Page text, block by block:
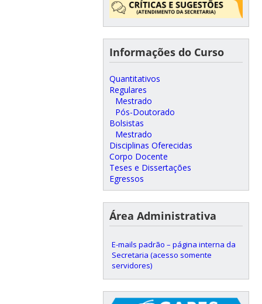
Informações do Curso
Quantitativos
Regulares
Mestrado
Pós-Doutorado
Bolsistas
Mestrado
Disciplinas Oferecidas
Corpo Docente
Teses e Dissertações
Egressos
Área Administrativa
E-mails padrão – página interna da
Secretaria (acesso somente
servidores)